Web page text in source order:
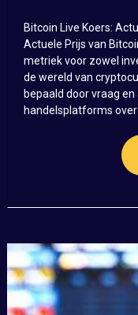
Bitcoin Live Koers:
Actuele Prijs van
metriek voor zowel
de wereld van
bepaald door vraag
handelsplatforms over